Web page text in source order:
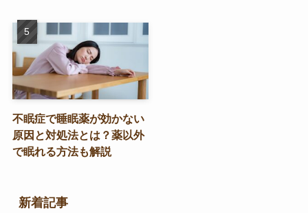
不眠症で睡眠薬が効かない
原因と対処法とは？薬以外
で眠れる方法も解説
新着記事